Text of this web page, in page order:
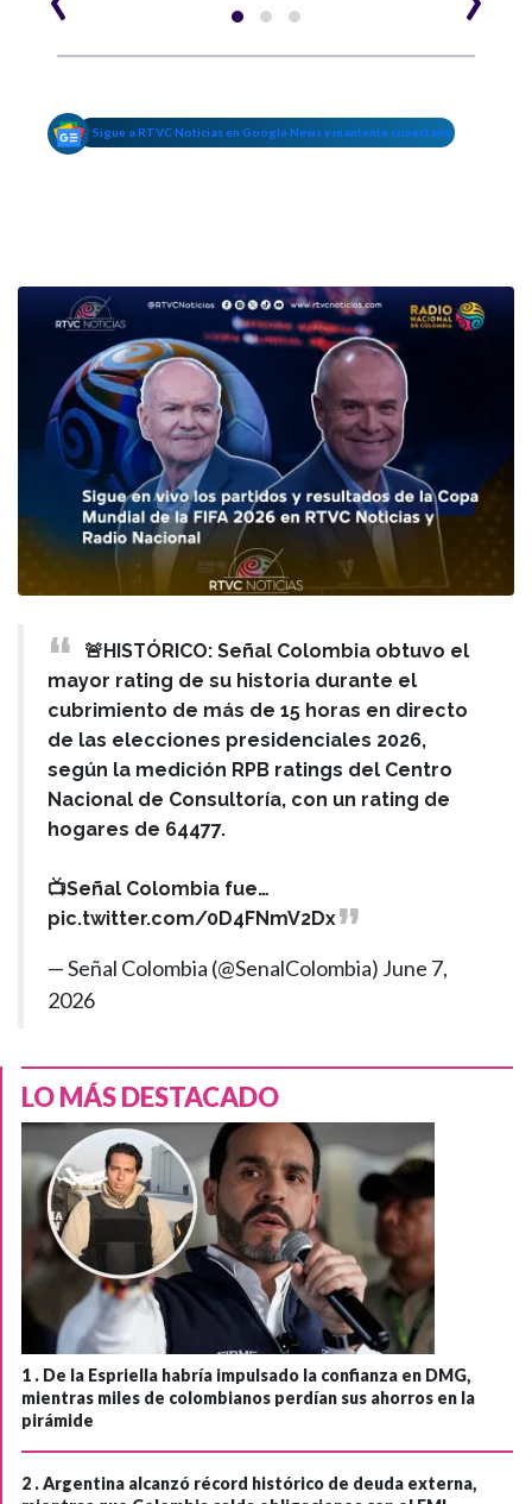
Sigue a RTVC Noticias en Google News y mantente conectado
🚨HISTÓRICO: Señal Colombia obtuvo el
mayor rating de su historia durante el
cubrimiento de más de 15 horas en directo
de las elecciones presidenciales 2026,
según la medición RPB ratings del Centro
Nacional de Consultoría, con un rating de
hogares de 64477.
📺Señal Colombia fue…
pic.twitter.com/0D4FNmV2Dx
— Señal Colombia (@SenalColombia) June 7,
2026
LO MÁS DESTACADO
1 . De la Espriella habría impulsado la confianza en DMG,
mientras miles de colombianos perdían sus ahorros en la
pirámide
2 .Argentina alcanzó récord histórico de deuda externa,